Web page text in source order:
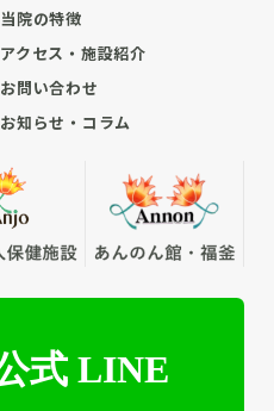
当院の特徴
アクセス・施設紹介
お問い合わせ
お知らせ・コラム